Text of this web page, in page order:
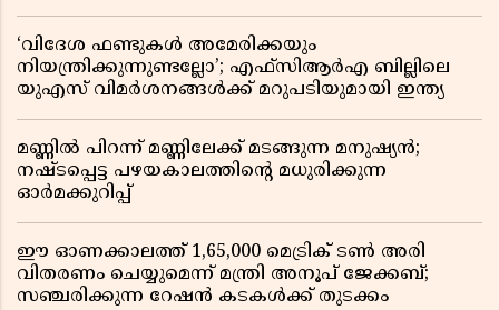
‘വിദേശ ഫണ്ടുകൾ അമേരിക്കയും
നിയന്ത്രിക്കുന്നുണ്ടല്ലോ’; എഫ്സിആർഎ ബില്ലിലെ
യുഎസ് വിമർശനങ്ങൾക്ക് മറുപടിയുമായി ഇന്ത്യ
മണ്ണിൽ പിറന്ന് മണ്ണിലേക്ക് മടങ്ങുന്ന മനുഷ്യൻ;
നഷ്ടപ്പെട്ട പഴയകാലത്തിൻ്റെ മധുരിക്കുന്ന
ഓർമക്കുറിപ്പ്
ഈ ഓണക്കാലത്ത് 1,65,000 മെട്രിക് ടൺ അരി
വിതരണം ചെയ്യുമെന്ന് മന്ത്രി അനൂപ് ജേക്കബ്;
സഞ്ചരിക്കുന്ന റേഷൻ കടകൾക്ക് തുടക്കം